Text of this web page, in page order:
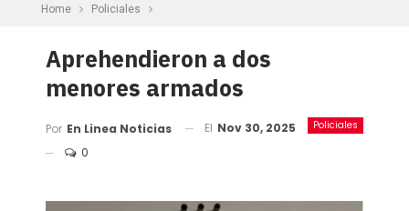
Home Policiales
Aprehendieron a dos
menores armados
Policiales
Por En Linea Noticias El Nov 30, 2025
0